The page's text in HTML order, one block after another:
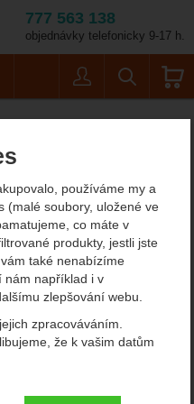
používáme my a
(malé soubory, uložené ve
co máte v
produkty, jestli jste
také nenabízíme
nám například i v
zlepšování webu.
zpracováváním.
že k vašim datům
s kategoriemi
777 563 138
objednávky telefonicky 9-17 h.
Barva: graphite-ink